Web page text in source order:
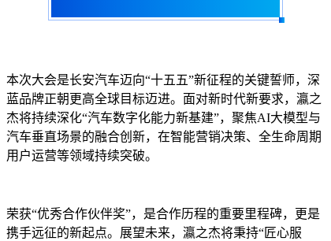
本次大会是长安汽车迈向“十五五”新征程的关键誓师，深
蓝品牌正朝更高全球目标迈进。面对新时代新要求，瀛之
杰将持续深化“汽车数字化能力新基建”，聚焦AI大模型与
汽车垂直场景的融合创新，在智能营销决策、全生命周期
用户运营等领域持续突破。
荣获“优秀合作伙伴奖”，是合作历程的重要里程碑，更是
携手远征的新起点。展望未来，瀛之杰将秉持“匠心服